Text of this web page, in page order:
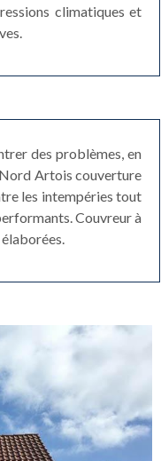
climatiques et
des problèmes, en
Nord Artois couverture
les intempéries tout
Couvreur à